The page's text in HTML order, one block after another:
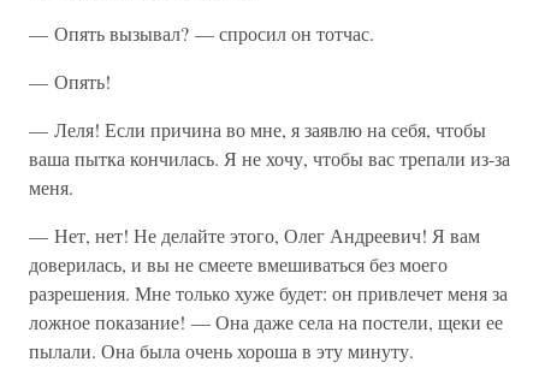
— Опять вызывал? — спросил он тотчас.
— Опять!
— Леля! Если причина во мне, я заявлю на себя, чтобы
ваша пытка кончилась. Я не хочу, чтобы вас трепали из-за
меня.
— Нет, нет! Не делайте этого, Олег Андреевич! Я вам
доверилась, и вы не смеете вмешиваться без моего
разрешения. Мне только хуже будет: он привлечет меня за
ложное показание! — Она даже села на постели, щеки ее
пылали. Она была очень хороша в эту минуту.